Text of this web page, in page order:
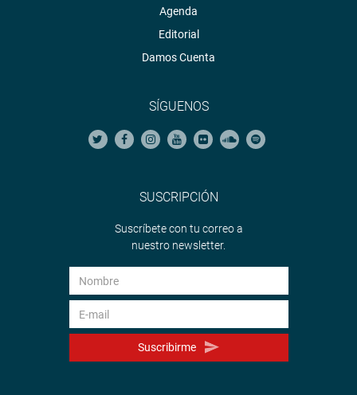
Agenda
Editorial
Damos Cuenta
SÍGUENOS
SUSCRIPCIÓN
Suscríbete con tu correo a
nuestro newsletter.
Suscribirme